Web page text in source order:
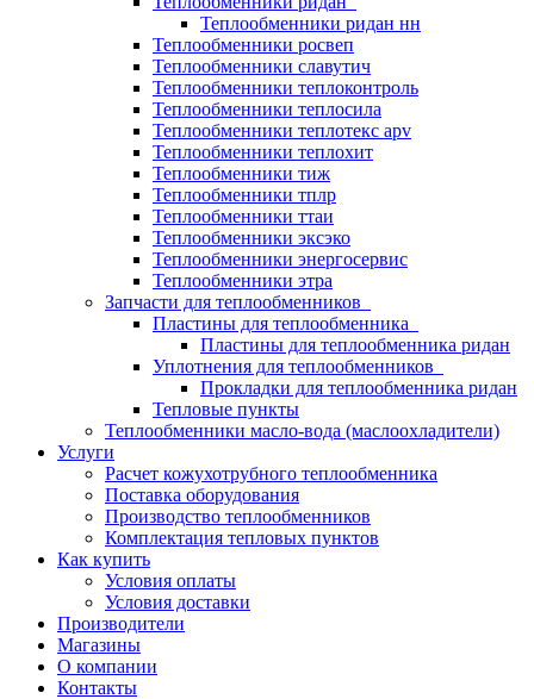
Теплообменники ридан нн
Теплообменники росвеп
Теплообменники славутич
Теплообменники теплоконтроль
Теплообменники теплосила
Теплообменники теплотекс apv
Теплообменники теплохит
Теплообменники тиж
Теплообменники тплр
Теплообменники ттаи
Теплообменники эксэко
Теплообменники энергосервис
Теплообменники этра
Запчасти для теплообменников
Пластины для теплообменника
Пластины для теплообменника ридан
Уплотнения для теплообменников
Прокладки для теплообменника ридан
Тепловые пункты
Теплообменники масло-вода (маслоохладители)
Услуги
Расчет кожухотрубного теплообменника
Поставка оборудования
Производство теплообменников
Комплектация тепловых пунктов
Как купить
Условия оплаты
Условия доставки
Производители
Магазины
О компании
Контакты